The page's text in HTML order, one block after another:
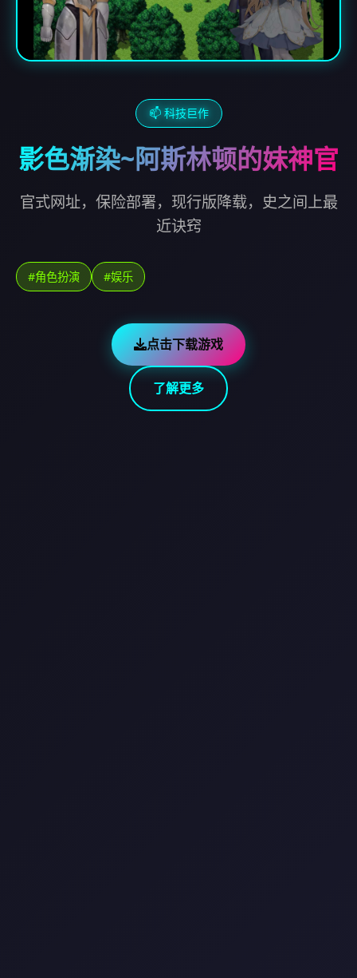
📫 科技巨作
影色渐染~阿斯林顿的妹神官
官式网址，保险部署，现行版降载，史之间上最
近诀窍
#角色扮演 #娱乐
点击下载游戏
了解更多